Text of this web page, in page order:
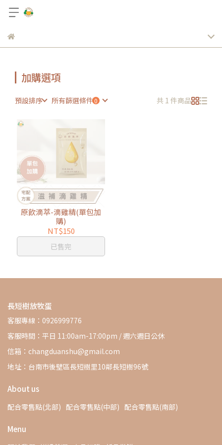
加購選項
預設排序 所有篩選條件 共 1 件商品
原飲滴萃-滴雞精(單包加
購)
NT$150
已售完
長短樹放牧蛋
客服專線：0926999776
客服時間：平日 11:00am-17:00pm / 週六週日公休
信箱：changduanshu@gmail.com
地址：台南市後壁區長短樹里10鄰長短樹96號
About us
配合零售點(北部) 配合零售點(中部) 配合零售點(南部)
Menu